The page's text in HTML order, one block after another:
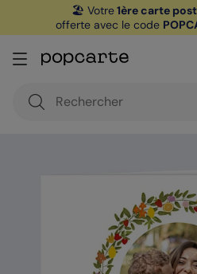
🏖️ Votre1ère carte
offerte avec le code